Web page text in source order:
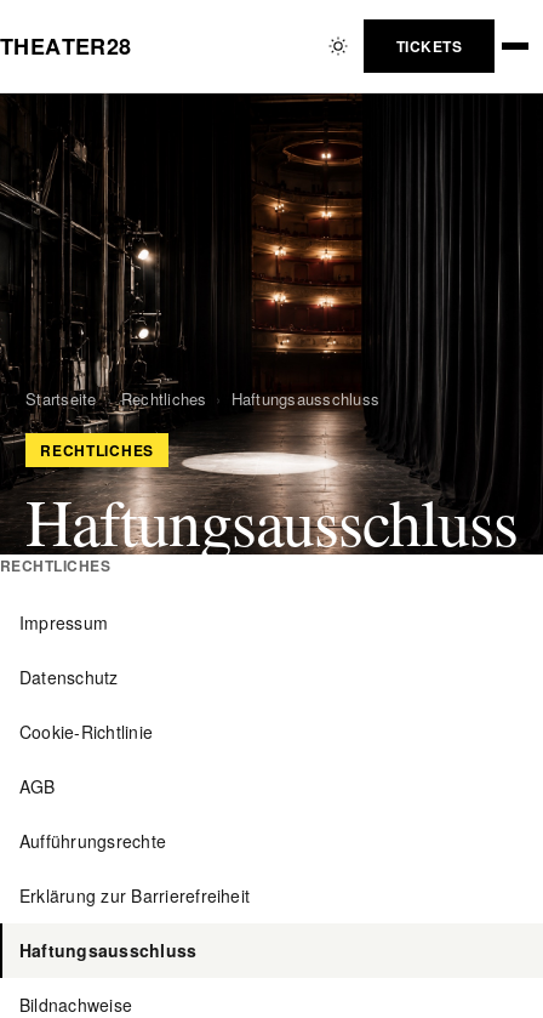
THEATER28 TICKETS
Startseite › Rechtliches › Haftungsausschluss
RECHTLICHES
Haftungsausschluss
RECHTLICHES
Impressum
Datenschutz
Cookie-Richtlinie
AGB
Aufführungsrechte
Erklärung zur Barrierefreiheit
Haftungsausschluss
Bildnachweise